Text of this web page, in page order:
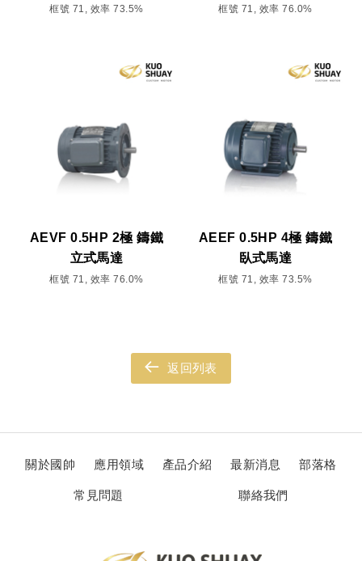
框號 71, 效率 73.5% 框號 71, 效率 76.0%
AEVF 0.5HP 2極 鑄鐵
立式馬達
框號 71, 效率 76.0%
AEEF 0.5HP 4極 鑄鐵
臥式馬達
框號 71, 效率 73.5%
返回列表
關於國帥 應用領域 產品介紹 最新消息 部落格
常見問題 聯絡我們